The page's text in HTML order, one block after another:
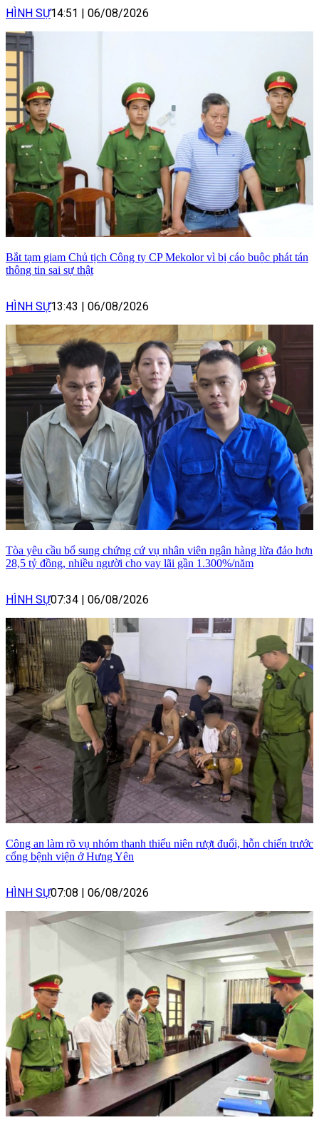
HÌNH SỰ14:51 06/08/2026
Bắt tạm giam Chủ tịch Công ty CP Mekolor vì bị cáo buộc phát tán
thông tin sai sự thật
HÌNH SỰ13:43 06/08/2026
Tòa yêu cầu bổ sung chứng cứ vụ nhân viên ngân hàng lừa đảo hơn
28,5 tỷ đồng, nhiều người cho vay lãi gần 1.300%/năm
HÌNH SỰ07:34 06/08/2026
Công an làm rõ vụ nhóm thanh thiếu niên rượt đuổi, hỗn chiến trước
cổng bệnh viện ở Hưng Yên
HÌNH SỰ07:08 06/08/2026